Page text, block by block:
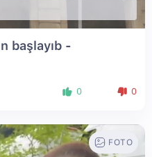
başlayıb -
0 0
FOTO